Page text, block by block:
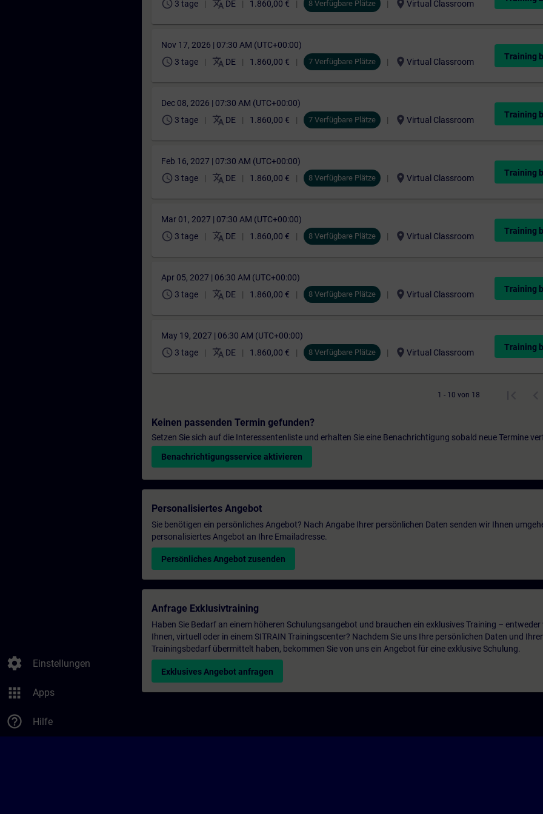
settings Einstellungen
apps Apps
help_outline Hilfe
schedule 3 tage translate DE 1.860,00 € 8 Verfügbare Plätze location_on Virtual Classroom
Nov 17, 2026 | 07:30 AM (UTC+00:00)
schedule 3 tage translate DE 1.860,00 € 7 Verfügbare Plätze location_on Virtual Classroom
Training
Dec 08, 2026 | 07:30 AM (UTC+00:00)
schedule 3 tage translate DE 1.860,00 € 7 Verfügbare Plätze location_on Virtual Classroom
Training
Feb 16, 2027 | 07:30 AM (UTC+00:00)
schedule 3 tage translate DE 1.860,00 € 8 Verfügbare Plätze location_on Virtual Classroom
Training
Mar 01, 2027 | 07:30 AM (UTC+00:00)
schedule 3 tage translate DE 1.860,00 € 8 Verfügbare Plätze location_on Virtual Classroom
Training
Apr 05, 2027 | 06:30 AM (UTC+00:00)
schedule 3 tage translate DE 1.860,00 € 8 Verfügbare Plätze location_on Virtual Classroom
Training
May 19, 2027 | 06:30 AM (UTC+00:00)
schedule 3 tage translate DE 1.860,00 € 8 Verfügbare Plätze location_on Virtual Classroom
Training
1 - 10 von 18
Keinen passenden Termin gefunden?
Setzen Sie sich auf die Interessentenliste und erhalten Sie eine Benachrichtigung sobald neue Termine
Benachrichtigungsservice aktivieren
Personalisiertes Angebot
Sie benötigen ein persönliches Angebot? Nach Angabe Ihrer persönlichen Daten senden wir Ihnen
personalisiertes Angebot an Ihre Emailadresse.
Persönliches Angebot zusenden
Anfrage Exklusivtraining
Haben Sie Bedarf an einem höheren Schulungsangebot und brauchen ein exklusives Training – entweder
Ihnen, virtuell oder in einem SITRAIN Trainingscenter? Nachdem Sie uns Ihre persönlichen Daten und
Trainingsbedarf übermittelt haben, bekommen Sie von uns ein Angebot für eine exklusive Schulung.
Exklusives Angebot anfragen